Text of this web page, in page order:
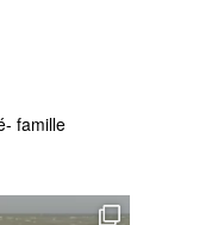
famille